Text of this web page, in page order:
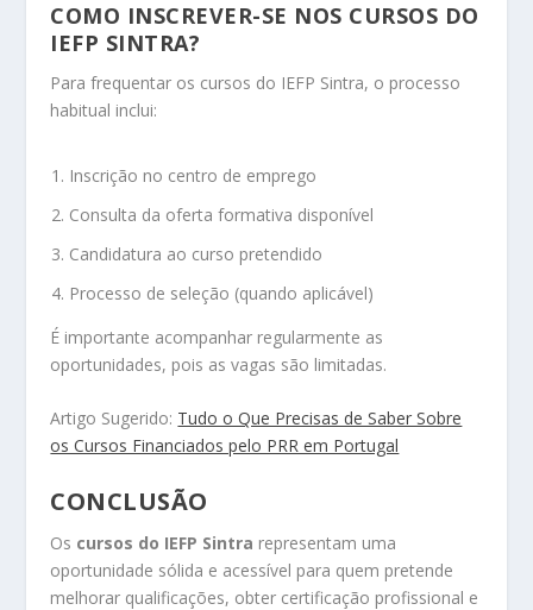
COMO INSCREVER-SE NOS CURSOS DO
IEFP SINTRA?
Para frequentar os cursos do IEFP Sintra, o processo
habitual inclui:
Inscrição no centro de emprego
Consulta da oferta formativa disponível
Candidatura ao curso pretendido
Processo de seleção (quando aplicável)
É importante acompanhar regularmente as
oportunidades, pois as vagas são limitadas.
Artigo Sugerido: Tudo o Que Precisas de Saber Sobre
os Cursos Financiados pelo PRR em Portugal
CONCLUSÃO
Os cursos do IEFP Sintra representam uma
oportunidade sólida e acessível para quem pretende
melhorar qualificações, obter certificação profissional e